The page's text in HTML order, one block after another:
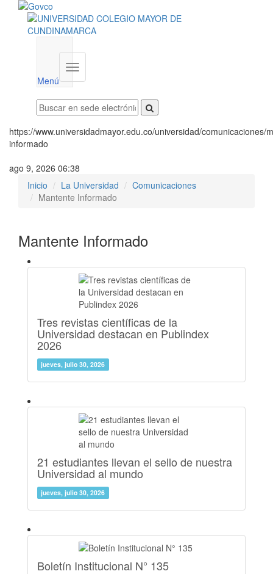
Menú
Menú
institucional
https://www.universidadmayor.edu.co/universidad/comunicaciones/
informado
ago 9, 2026 06:38
Inicio
La Universidad
Comunicaciones
Mantente Informado
Mantente Informado
Tres revistas científicas de la
Universidad destacan en Publindex
2026
jueves, julio 30, 2026
21 estudiantes llevan el sello de nuestra
Universidad al mundo
jueves, julio 30, 2026
Boletín Institucional N° 135